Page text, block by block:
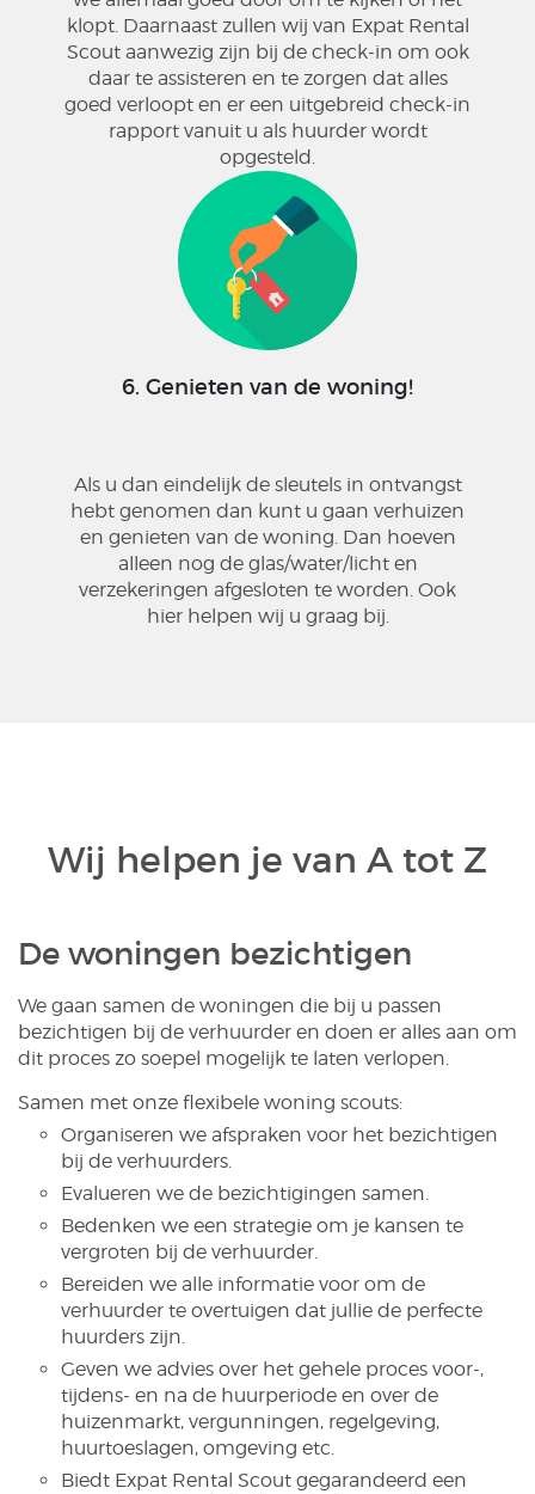
klopt. Daarnaast zullen wij van Expat Rental
Scout aanwezig zijn bij de check-in om ook
daar te assisteren en te zorgen dat alles
goed verloopt en er een uitgebreid check-in
rapport vanuit u als huurder wordt
opgesteld.
6. Genieten van de woning!
Als u dan eindelijk de sleutels in ontvangst
hebt genomen dan kunt u gaan verhuizen
en genieten van de woning. Dan hoeven
alleen nog de glas/water/licht en
verzekeringen afgesloten te worden. Ook
hier helpen wij u graag bij.
Wij helpen je van A tot Z
De woningen bezichtigen
We gaan samen de woningen die bij u passen
bezichtigen bij de verhuurder en doen er alles aan om
dit proces zo soepel mogelijk te laten verlopen.
Samen met onze flexibele woning scouts:
Organiseren we afspraken voor het bezichtigen
bij de verhuurders.
Evalueren we de bezichtigingen samen.
Bedenken we een strategie om je kansen te
vergroten bij de verhuurder.
Bereiden we alle informatie voor om de
verhuurder te overtuigen dat jullie de perfecte
huurders zijn.
Geven we advies over het gehele proces voor-,
tijdens- en na de huurperiode en over de
huizenmarkt, vergunningen, regelgeving,
huurtoeslagen, omgeving etc.
Biedt Expat Rental Scout gegarandeerd een